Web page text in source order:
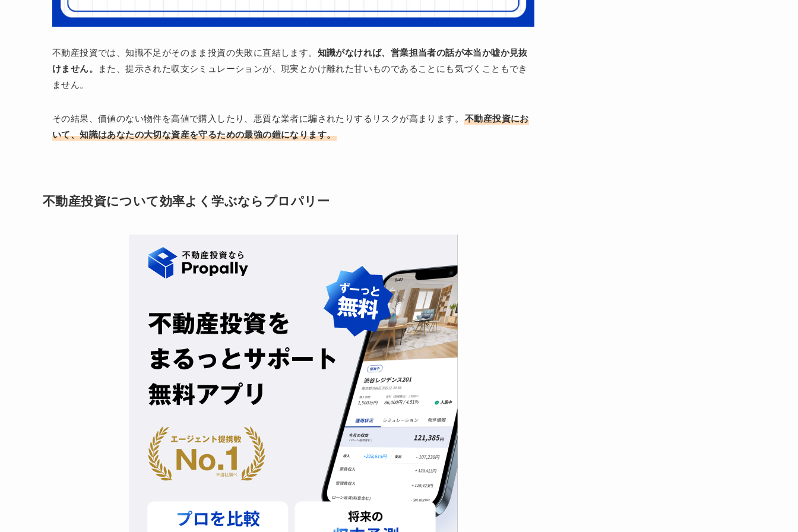
不動産投資では、知識不足がそのまま投資の失敗に直結します。 知識がなければ、営業担当者の話が本当か嘘か見抜
けません。
また、提示された収支シミュレーションが、現実とかけ離れた甘いものであることにも気づくこともでき
ません。
その結果、価値のない物件を高値で購入したり、悪質な業者に騙されたりするリスクが高まります。
不動産投資にお
いて、知識はあなたの大切な資産を守るための最強の鎧になります。
不動産投資について効率よく学ぶならプロパリー